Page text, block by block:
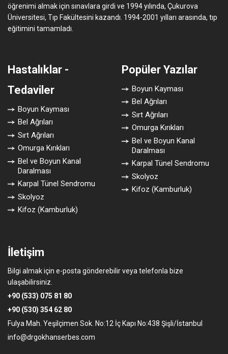
öğrenimi almak için sınavlara girdi ve 1994 yılında, Çukurova
Üniversitesi, Tıp Fakültesini kazandı. 1994-2001 yılları arasında, tıp
eğitimini tamamladı.
Hastalıklar -
Tedaviler
Boyun Kayması
Bel Ağrıları
Sırt Ağrıları
Omurga Kırıkları
Bel ve Boyun Kanal
Daralması
Karpal Tünel Sendromu
Skolyoz
Kifoz (Kamburluk)
Popüler Yazılar
Boyun Kayması
Bel Ağrıları
Sırt Ağrıları
Omurga Kırıkları
Bel ve Boyun Kanal
Daralması
Karpal Tünel Sendromu
Skolyoz
Kifoz (Kamburluk)
İletişim
Bilgi almak için e-posta gönderebilir veya telefonla bize
ulaşabilirsiniz.
+90 (533) 075 81 80
+90 (530) 354 62 80
Fulya Mah. Yeşilçimen Sok. No:12 İç Kapı No:438 Şişli/İstanbul
info@drgokhanserbes.com